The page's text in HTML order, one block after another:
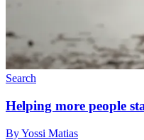
Search
Helping more people
By Yossi Matias